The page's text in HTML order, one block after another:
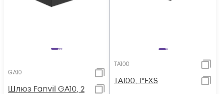
GA10
Шлюз Fanvil GA10, 2
TA100
TA100, 1*FXS